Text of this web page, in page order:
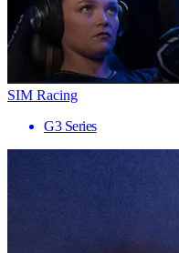
SIM Racing
G3 Series